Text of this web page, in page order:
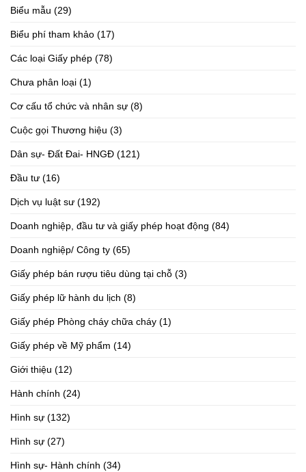
Biểu mẫu (29)
Biểu phí tham khảo (17)
Các loại Giấy phép (78)
Chưa phân loại (1)
Cơ cấu tổ chức và nhân sự (8)
Cuộc gọi Thương hiệu (3)
Dân sự- Đất Đai- HNGĐ (121)
Đầu tư (16)
Dịch vụ luật sư (192)
Doanh nghiệp, đầu tư và giấy phép hoạt động (84)
Doanh nghiệp/ Công ty (65)
Giấy phép bán rượu tiêu dùng tại chỗ (3)
Giấy phép lữ hành du lịch (8)
Giấy phép Phòng cháy chữa cháy (1)
Giấy phép về Mỹ phẩm (14)
Giới thiệu (12)
Hành chính (24)
Hình sự (132)
Hình sự (27)
Hình sự- Hành chính (34)